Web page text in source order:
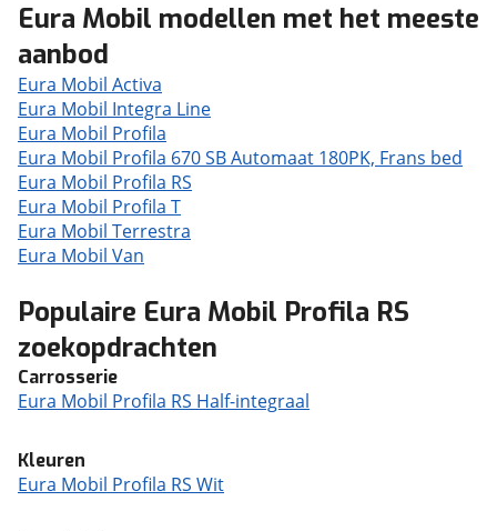
Eura Mobil modellen met het meeste
aanbod
Eura Mobil Activa
Eura Mobil Integra Line
Eura Mobil Profila
Eura Mobil Profila 670 SB Automaat 180PK, Frans bed
Eura Mobil Profila RS
Eura Mobil Profila T
Eura Mobil Terrestra
Eura Mobil Van
Populaire Eura Mobil Profila RS
zoekopdrachten
Carrosserie
Eura Mobil Profila RS Half-integraal
Kleuren
Eura Mobil Profila RS Wit